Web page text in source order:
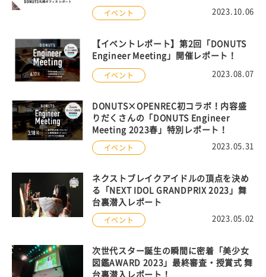
イベント 2023.10.06
イベント 2023.08.07
【イベントレポート】第2回「DONUTS
Engineer Meeting」開催レポート！
イベント 2023.05.31
DONUTS×OPENREC初コラボ！内容盛
りだくさんの「DONUTS Engineer
Meeting 2023春」特別レポート！
イベント 2023.05.02
ネクストブレイクアイドルの頂点を決め
る「NEXT IDOL GRANDPRIX 2023」舞
台裏潜入レポート
次世代スター誕生の瞬間に密着「美少女
図鑑AWARD 2023」最終審査・授賞式 舞
台裏潜入レポート！